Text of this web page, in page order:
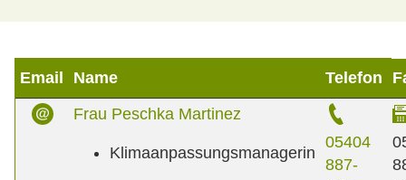
Email Name Telefon
Frau Peschka Martinez
Klimaanpassungsmanagerin
05404
887-